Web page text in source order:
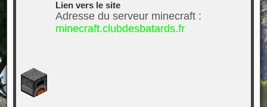
Lien vers le site
Adresse du serveur minecraft :
minecraft.clubdesbatards.fr